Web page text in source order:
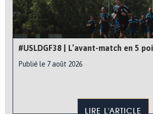
#USLDGF38 | L’avant-match en 5
Publié le 7 août 2026
LIRE L'ARTICLE